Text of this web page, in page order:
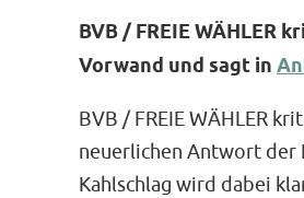
BVB / FREIE
Vorwand und sagt in
BVB / FREIE WÄHLER
neuerlichen Antwort der
Kahlschlag wird dabei